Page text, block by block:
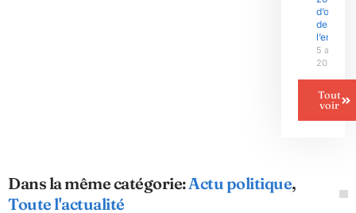
d’ombre
de
5 août
2026
Tout
voir
Dans la même catégorie:Actu politique,
Toute l'actualité